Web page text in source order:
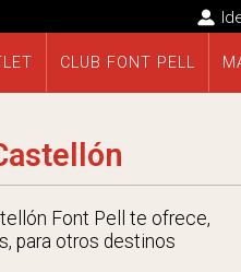
CLUB FONT PELL
Font Pell te ofrece,
para otros destinos